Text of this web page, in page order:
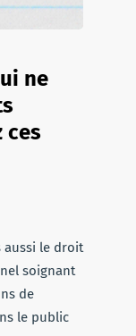
ne
ces
aussi le droit
soignant
de
le public